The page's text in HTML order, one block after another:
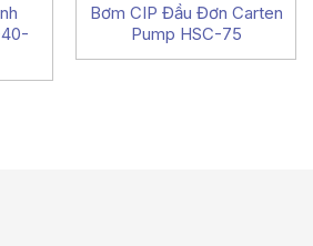
Bơm CIP Đầu Đơn Carten
Pump HSC-75